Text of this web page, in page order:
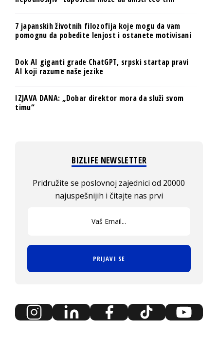
7 japanskih životnih filozofija koje mogu da vam
pomognu da pobedite lenjost i ostanete motivisani
Dok AI giganti grade ChatGPT, srpski startap pravi
AI koji razume naše jezike
IZJAVA DANA: „Dobar direktor mora da služi svom
timu“
BIZLIFE NEWSLETTER
Pridružite se poslovnoj zajednici od 20000
najuspešnijih i čitajte nas prvi
PRIJAVI SE